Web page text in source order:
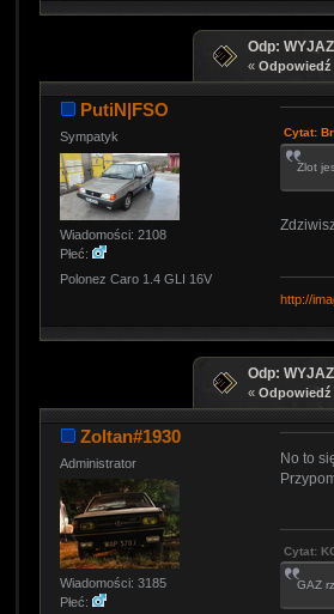
Odp:
« Odpowiedź
PutiN|FSO
Sympatyk
Wiadomości: 2108
Płeć:
Polonez Caro 1.4 GLI 16V
Cytat:
Zlot
http://
Odp:
« Odpowiedź
Zoltan#1930
Administrator
Wiadomości: 3185
Płeć:
No to
Cytat:
GAZ